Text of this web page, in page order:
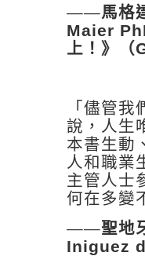
——馬格
Maier
上！》（
「儘管
說，人生
本書生動
人和職業
主管人士
何在多變
——聖地
Iniguez